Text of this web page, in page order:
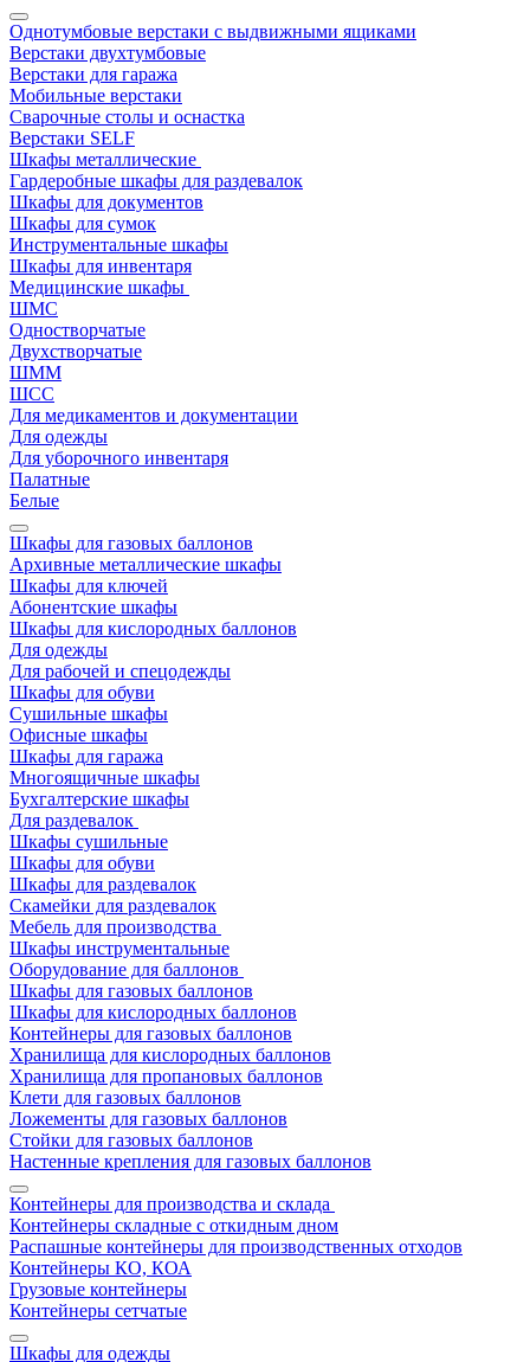
Однотумбовые верстаки с выдвижными ящиками
Верстаки двухтумбовые
Верстаки для гаража
Мобильные верстаки
Сварочные столы и оснастка
Верстаки SELF
Шкафы металлические
Гардеробные шкафы для раздевалок
Шкафы для документов
Шкафы для сумок
Инструментальные шкафы
Шкафы для инвентаря
Медицинские шкафы
ШМС
Одностворчатые
Двухстворчатые
ШММ
ШСС
Для медикаментов и документации
Для одежды
Для уборочного инвентаря
Палатные
Белые
Шкафы для газовых баллонов
Архивные металлические шкафы
Шкафы для ключей
Абонентские шкафы
Шкафы для кислородных баллонов
Для одежды
Для рабочей и спецодежды
Шкафы для обуви
Сушильные шкафы
Офисные шкафы
Шкафы для гаража
Многоящичные шкафы
Бухгалтерские шкафы
Для раздевалок
Шкафы сушильные
Шкафы для обуви
Шкафы для раздевалок
Скамейки для раздевалок
Мебель для производства
Шкафы инструментальные
Оборудование для баллонов
Шкафы для газовых баллонов
Шкафы для кислородных баллонов
Контейнеры для газовых баллонов
Хранилища для кислородных баллонов
Хранилища для пропановых баллонов
Клети для газовых баллонов
Ложементы для газовых баллонов
Стойки для газовых баллонов
Настенные крепления для газовых баллонов
Контейнеры для производства и склада
Контейнеры складные с откидным дном
Распашные контейнеры для производственных отходов
Контейнеры КО, КОА
Грузовые контейнеры
Контейнеры сетчатые
Шкафы для одежды